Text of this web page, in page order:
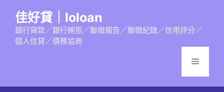
佳好貸｜loloan
銀行貸款／銀行婉拒／聯徵報告／聯徵紀錄／信用評分／
個人信貸／債務協商
選